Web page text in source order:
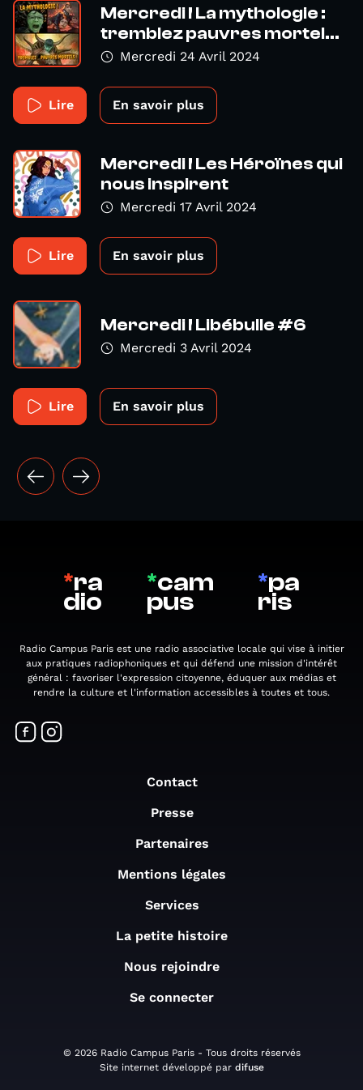
Mercredi ! La mythologie :
tremblez pauvres mortel...
Mercredi 24 Avril 2024
Lire En savoir plus
Mercredi ! Les Héroïnes qui
nous inspirent
Mercredi 17 Avril 2024
Lire En savoir plus
Mercredi ! Libébulle #6
Mercredi 3 Avril 2024
Lire En savoir plus
*ra
dio
*cam
pus
*pa
ris
Radio Campus Paris est une radio associative locale qui vise à initier
aux pratiques radiophoniques et qui défend une mission d'intérêt
général : favoriser l'expression citoyenne, éduquer aux médias et
rendre la culture et l'information accessibles à toutes et tous.
Contact
Presse
Partenaires
Mentions légales
Services
La petite histoire
Nous rejoindre
Se connecter
© 2026 Radio Campus Paris - Tous droits réservés
Site internet développé par difuse